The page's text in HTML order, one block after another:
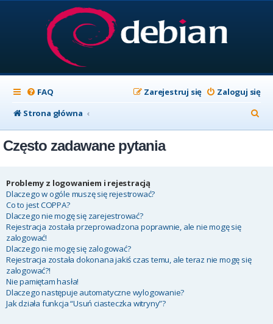
FAQ Zaloguj się
Zarejestruj się
Strona główna
z
Często zadawane pytania
Problemy z logowaniem i rejestracją
Dlaczego w ogóle muszę się rejestrować?
Co to jest COPPA?
Dlaczego nie mogę się zarejestrować?
Rejestracja została przeprowadzona poprawnie, ale nie mogę się
zalogować!
Dlaczego nie mogę się zalogować?
Rejestracja została dokonana jakiś czas temu, ale teraz nie mogę się
zalogować?!
Nie pamiętam hasła!
Dlaczego następuje automatyczne wylogowanie?
Jak działa funkcja “Usuń ciasteczka witryny”?